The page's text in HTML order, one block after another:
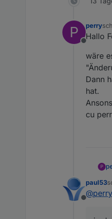
P
Offline
perry
Hallo
wäre
Dann
hat.
cu
P
Offline
paul53
@perry